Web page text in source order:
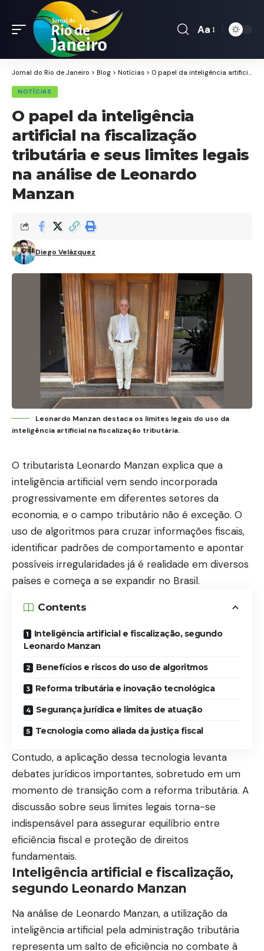
Font
Aa
Jornal do Rio de Janeiro > Blog > Notícias > O papel da inteligência artificial na fiscalização tributária e seus limites legais na análise de Leonardo Manzan
NOTÍCIAS
O papel da inteligência
artificial na fiscalização
tributária e seus limites legais
na análise de Leonardo
Manzan
Diego Velázquez
Leonardo Manzan destaca os limites legais do uso da
inteligência artificial na fiscalização tributária.
O tributarista Leonardo Manzan explica que a
inteligência artificial vem sendo incorporada
progressivamente em diferentes setores da
economia, e o campo tributário não é exceção. O
uso de algoritmos para cruzar informações fiscais,
identificar padrões de comportamento e apontar
possíveis irregularidades já é realidade em diversos
países e começa a se expandir no Brasil.
Contents
Inteligência artificial e fiscalização, segundo
Leonardo Manzan
Benefícios e riscos do uso de algoritmos
Reforma tributária e inovação tecnológica
Segurança jurídica e limites de atuação
Tecnologia como aliada da justiça fiscal
Contudo, a aplicação dessa tecnologia levanta
debates jurídicos importantes, sobretudo em um
momento de transição com a reforma tributária. A
discussão sobre seus limites legais torna-se
indispensável para assegurar equilíbrio entre
eficiência fiscal e proteção de direitos
fundamentais.
Inteligência artificial e fiscalização,
segundo Leonardo Manzan
Na análise de Leonardo Manzan, a utilização da
inteligência artificial pela administração tributária
representa um salto de eficiência no combate à